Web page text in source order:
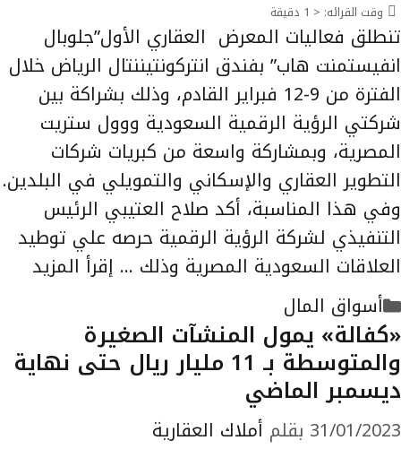
وقت القرائه: < 1 دقيقة
تنطلق فعاليات المعرض العقاري الأول”جلوبال
انفيستمنت هاب” بفندق انتركونتيننتال الرياض خلال
الفترة من 9-12 فبراير القادم، وذلك بشراكة بين
شركتي الرؤية الرقمية السعودية ووول ستريت
المصرية، وبمشاركة واسعة من كبريات شركات
التطوير العقاري والإسكاني والتمويلي في البلدين.
وفي هذا المناسبة، أكد صلاح العتيبي الرئيس
التنفيذي لشركة الرؤية الرقمية حرصه علي توطيد
العلاقات السعودية المصرية وذلك … إقرأ المزيد
التصنيفات
أسواق المال
«كفالة» يمول المنشآت الصغيرة
والمتوسطة بـ 11 مليار ريال حتى نهاية
ديسمبر الماضي
31/01/2023 بقلم أملاك العقارية